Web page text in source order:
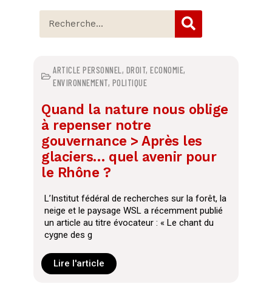
ARTICLE PERSONNEL, DROIT,ECONOMIE,
ENVIRONNEMENT, POLITIQUE
Quand la nature nous oblige
à repenser notre
gouvernance > Après les
glaciers… quel avenir pour
le Rhône ?
L’Institut fédéral de recherches sur la forêt, la
neige et le paysage WSL a récemment publié
un article au titre évocateur : « Le chant du
cygne des g
Lire l'article